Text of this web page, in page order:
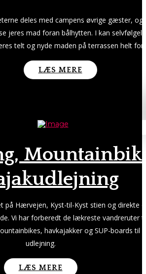
deles med campens øvrige gæster, og
jeres mad foran bålhytten. I kan
telt og nyde maden på terrassen helt for
LÆS MERE
på Hærvejen, Kyst-til-Kyst stien og direkte
Vi har forberedt de lækreste vandreruter
havkajakker og SUP-boards til
udlejning.
LÆS MERE